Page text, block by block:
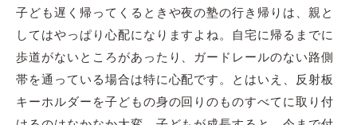
子ども遅く帰ってくるときや夜の塾の行き帰りは、親と
してはやっぱり心配になりますよね。自宅に帰るまでに
歩道がないところがあったり、ガードレールのない路側
帯を通っている場合は特に心配です。とはいえ、反射板
キーホルダーを子どもの身の回りのものすべてに取り付